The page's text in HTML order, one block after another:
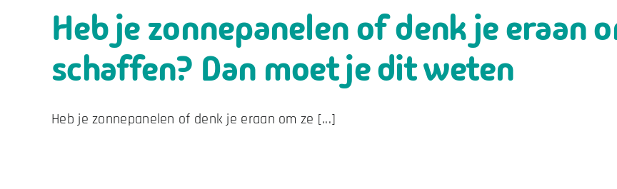
Heb je zonnepanelen of denk je eraan
schaffen? Dan moet je dit weten
Heb je zonnepanelen of denk je eraan om ze [...]